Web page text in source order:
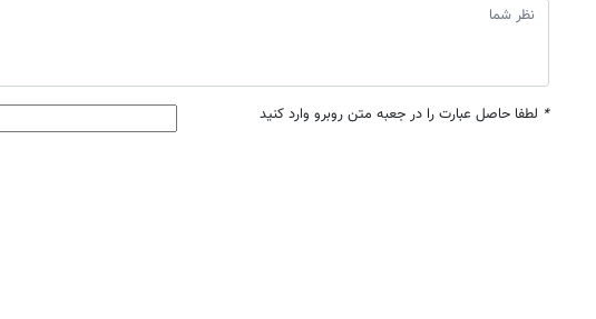
* لطفا حاصل عبارت را در جعبه متن روبرو وارد کنید